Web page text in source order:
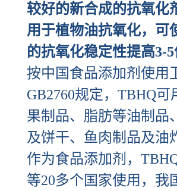
较好的新合成的抗氧化
用于植物油抗氧化，可
的抗氧化稳定性提高3-
按中国食品添加剂使用
GB2760规定，TBHQ可
果制品、脂肪等油制品
及饼干、鱼肉制品及油
作为食品添加剂，
等20多个国家使用，我